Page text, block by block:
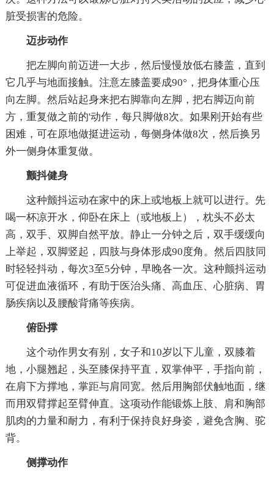
脏受损害的危险。
迈步动作
把左脚向前迈进一大步，然后慢慢放低右膝盖，直到
它几乎与地面接触。注意左膝盖要成90°，把身体重心压
向左脚。然后站起身来把右脚靠向左脚，把右脚迈向前
方，重复做之前的'动作，每只脚做8次。如果刚开始有些
困难，可在原地做挺进运动，每侧身体做8次，然后换另
外一侧身体重复做。
颤抖健身
这种颤抖运动在家中的床上或地板上就可以进行。先
喝一杯凉开水，仰卧在床上（或地板上），枕头不必太
高，双手、双脚自然平放。静止一分钟之后，双手缓缓向
上举起，双脚竖起，四肢与身体形成90度角。然后四肢同
时轻轻抖动，每次3至5分钟，早晚各一次。这种颤抖运动
可促进血液循环，有助于医治头痛、高血压、心脏病、胃
肠疾病以及腰酸背痛等疾病。
俯卧撑
这个动作男女有别，女子和10岁以下儿童，双膝着
地，小腿翘起，头至膝保持平直，双掌伸平，手指向前，
在肩下方撑地，掌距与肩同宽。然后用胸部伏触地面，继
而用双臂撑起至臂伸直。这项动作能锻炼上肢、肩和胸部
肌肉的力量和耐力，有利于保持良好身姿，避免含胸、驼
背。
侧撑动作